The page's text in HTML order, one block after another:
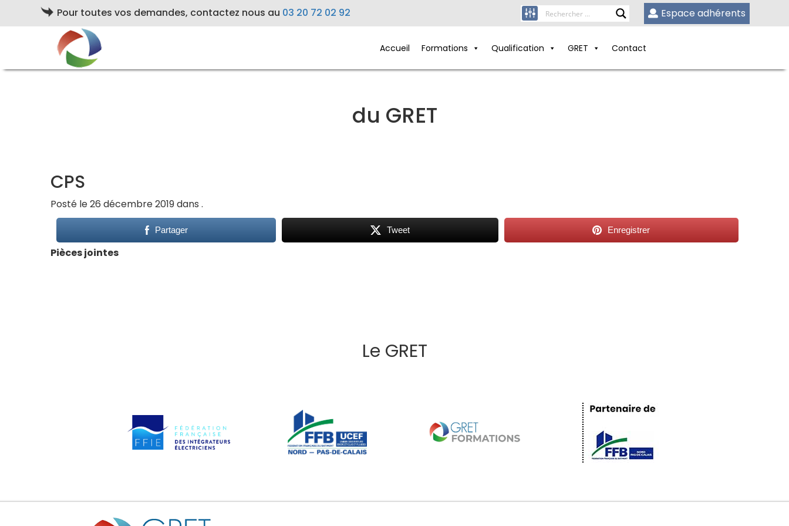
Pour toutes vos demandes, contactez nous au 03 20 72 02 92 Espace adhérents
Accueil Formations Qualification GRET Contact
du GRET
CPS
Posté le 26 décembre 2019 dans .
Partager Tweet Enregistrer
Pièces jointes
Le GRET